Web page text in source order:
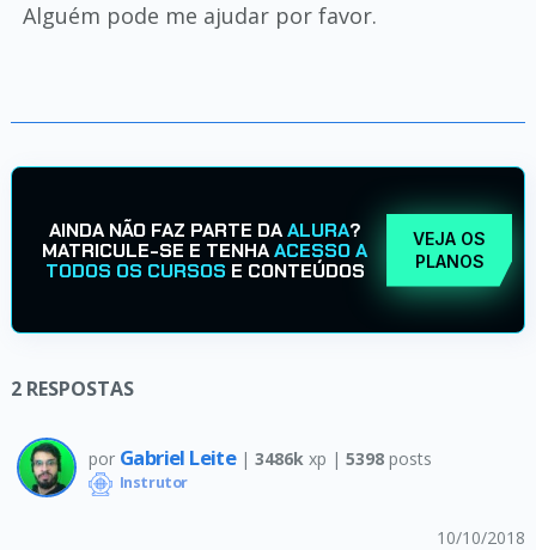
Alguém pode me ajudar por favor.
AINDA NÃO FAZ PARTE DAALURA?
MATRICULE-SE E TENHAACESSO A
TODOS OS CURSOS E CONTEÚDOS
VEJA OS
PLANOS
2 RESPOSTAS
por Gabriel Leite | 3486k xp | 5398posts
Instrutor
10/10/2018